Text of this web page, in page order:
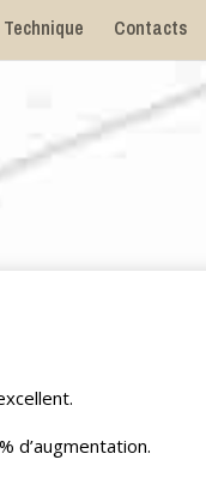
Technique Contacts
d’augmentation.